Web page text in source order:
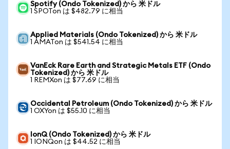
Spotify (Ondo Tokenized) から 米ドル
1 SPOTon は $482.79 に相当
Applied Materials (Ondo Tokenized) から 米ドル
1 AMATon は $541.54 に相当
VanEck Rare Earth and Strategic Metals ETF (Ondo
Tokenized) から 米ドル
1 REMXon は $77.69 に相当
Occidental Petroleum (Ondo Tokenized) から 米ドル
1 OXYon は $55.10 に相当
IonQ (Ondo Tokenized) から 米ドル
1 IONQon は $44.52 に相当